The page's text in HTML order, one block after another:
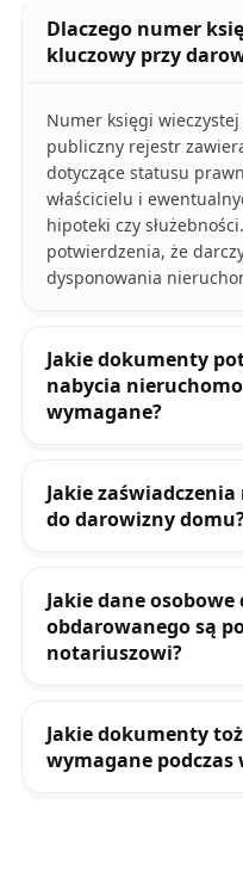
Dlaczego numer
kluczowy przy
Numer księgi
publiczny rejestr
dotyczące statusu
właścicielu i
hipoteki czy
potwierdzenia, że
dysponowania
Jakie dokumenty
nabycia
wymagane?
Jakie
do darowizny
Jakie dane osobowe
obdarowanego są
notariuszowi?
Jakie dokumenty
wymagane